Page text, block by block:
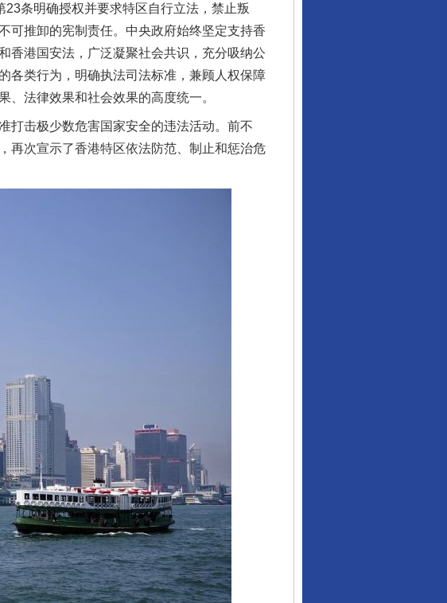
条明确授权并要求特区自行立法，禁止叛
可推卸的宪制责任。中央政府始终坚定支持香
香港国安法，广泛凝聚社会共识，充分吸纳公
各类行为，明确执法司法标准，兼顾人权保障
法律效果和社会效果的高度统一。
击极少数危害国家安全的违法活动。前不
再次宣示了香港特区依法防范、制止和惩治危
行业协会接连发公告